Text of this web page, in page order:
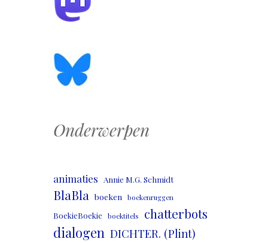
Onderwerpen
animaties Annie M.G. Schmidt
BlaBla boeken boekenruggen
BoekieBoekie boektitels chatterbots
dialogen DICHTER. (Plint)